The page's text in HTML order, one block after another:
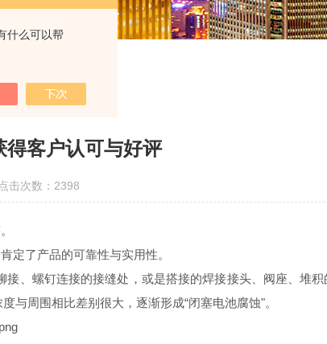
什么可以帮
得客户认可与好评
次数：2398
定了产品的可靠性与实用性。
、螺钉连接的接缝处，或是搭接的焊接接头、阀座、堆积
与周围相比差别很大，逐渐形成“闭塞电池腐蚀"。